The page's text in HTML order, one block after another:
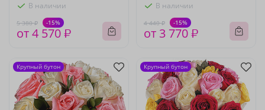
В наличии
5 380 ₽ -15%
от 4 570 ₽
В наличии
4 440 ₽ -15%
от 3 770 ₽
Крупный бутон Крупный бутон